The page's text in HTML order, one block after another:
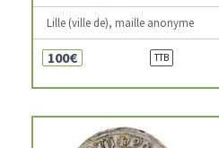
Lille (ville de), maille anonyme
100€ TTB